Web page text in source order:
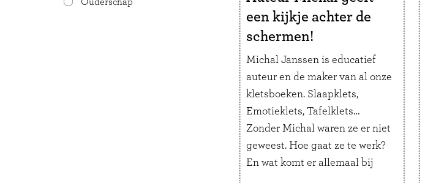
een kijkje achter de
schermen!
Michal Janssen is educatief
auteur en de maker van al onze
kletsboeken. Slaapklets,
Emotieklets, Tafelklets…
Zonder Michal waren ze er niet
geweest. Hoe gaat ze te werk?
En wat komt er allemaal bij